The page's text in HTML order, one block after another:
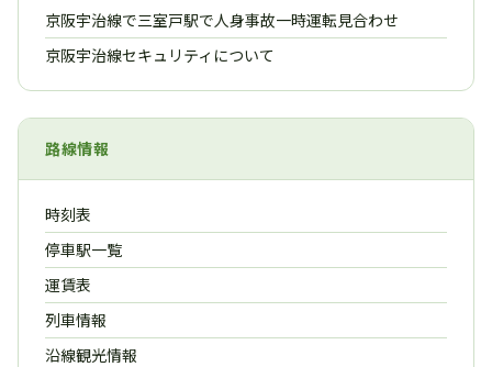
京阪宇治線で三室戸駅で人身事故一時運転見合わせ
京阪宇治線セキュリティについて
路線情報
時刻表
停車駅一覧
運賃表
列車情報
沿線観光情報